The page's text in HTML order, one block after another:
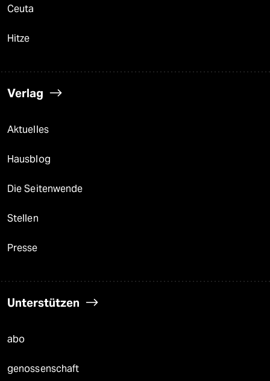
Ceuta
Hitze
Verlag
Aktuelles
Hausblog
Die Seitenwende
Stellen
Presse
Unterstützen
abo
genossenschaft